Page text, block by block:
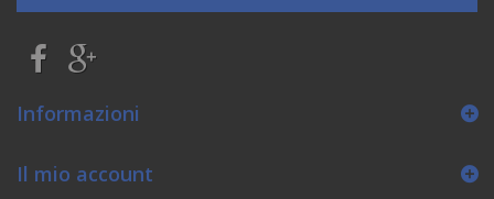
Informazioni
Il mio account